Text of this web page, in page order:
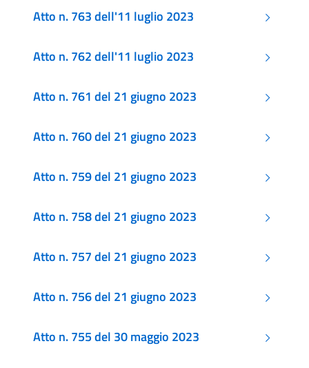
Atto n. 763 dell'11 luglio 2023
Atto n. 762 dell'11 luglio 2023
Atto n. 761 del 21 giugno 2023
Atto n. 760 del 21 giugno 2023
Atto n. 759 del 21 giugno 2023
Atto n. 758 del 21 giugno 2023
Atto n. 757 del 21 giugno 2023
Atto n. 756 del 21 giugno 2023
Atto n. 755 del 30 maggio 2023